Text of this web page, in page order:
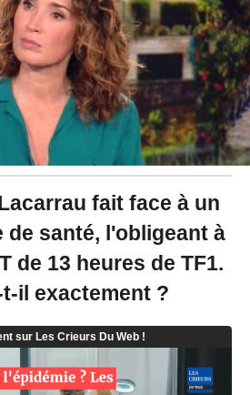
0
2
4
à
1
9
:
1
9
fait face à un
de santé, l'obligeant à
de 13 heures de TF1.
il exactement ?